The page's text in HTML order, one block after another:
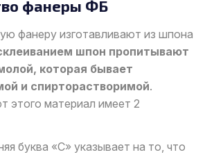
фанеры ФБ
фанеру изготавливают из шпона
шпон пропитывают
которая бывает
и спирторастворимой.
этого материал имеет 2
буква «С» указывает на то, что